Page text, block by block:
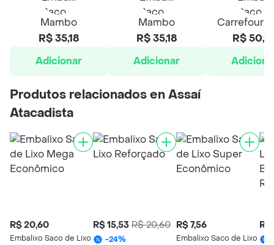
Mambo
R$ 35,18
Adicionar
Mambo
R$ 35,18
Adicionar
Carrefour
R$
Produtos relacionados en Assaí
Atacadista
R$ 20,60
Embalixo Saco de Lixo
R$ 15,53 R$ 20,60
-24%
R$ 7,56
Embalixo Saco de Lixo
R$